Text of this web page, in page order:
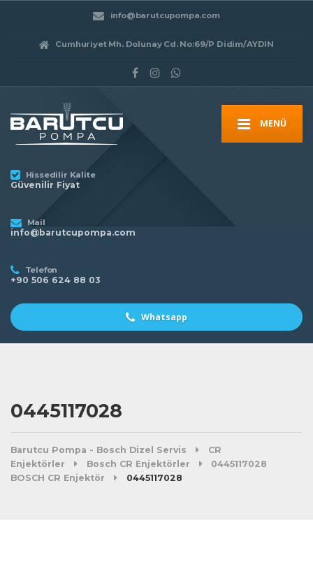
info@barutcupompa.com
Cumhuriyet Mh. Dolunay Cd. No:69/P Didim/AYDIN
MENÜ
Hissedilir Kalite
Güvenilir Fiyat
Mail
info@barutcupompa.com
Telefon
+90 506 624 88 03
Whatsapp
0445117028
Barutcu Pompa - Bosch Dizel Servis
CR
Enjektörler
Bosch CR Enjektörler
0445117028
BOSCH CR Enjektör
0445117028